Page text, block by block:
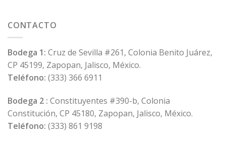
CONTACTO
Bodega 1: Cruz de Sevilla #261, Colonia Benito Juárez,
CP 45199, Zapopan, Jalisco, México.
Teléfono: (333) 366 6911
Bodega 2 : Constituyentes #390-b, Colonia
Constitución, CP 45180, Zapopan, Jalisco, México.
Teléfono: (333) 861 9198